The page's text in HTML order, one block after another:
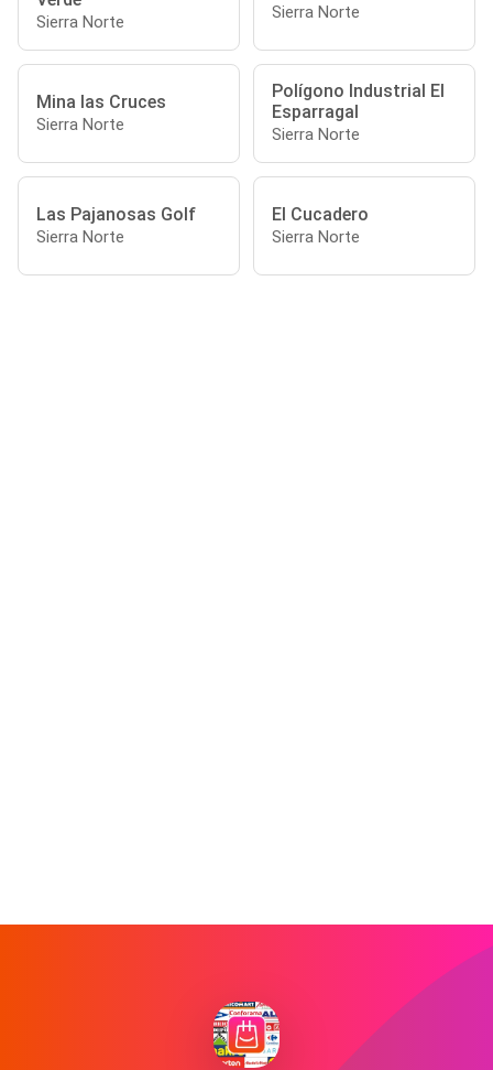
Sierra Norte
Sierra Norte
Mina las Cruces
Sierra Norte
Polígono Industrial El
Esparragal
Sierra Norte
Las Pajanosas Golf
Sierra Norte
El Cucadero
Sierra Norte